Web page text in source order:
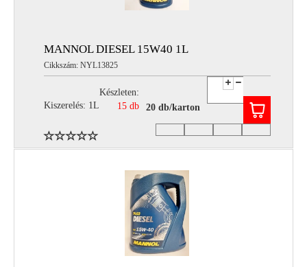
MANNOL DIESEL 15W40 1L
Cikkszám: NYL13825
Kiszerelés: 1L
Készleten:
15 db
20 db/karton